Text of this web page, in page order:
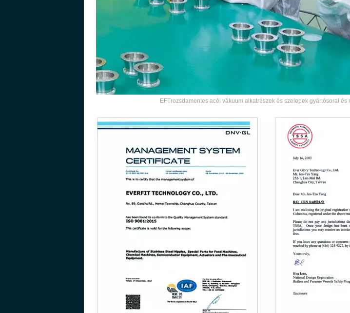
EFTrozsdamentes acél vákuum alkatrészek és szelepek gyártósorai és